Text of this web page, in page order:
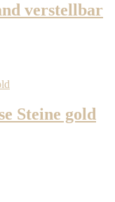
verstellbar
Steine gold